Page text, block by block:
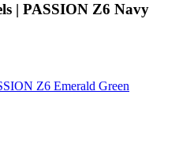
| PASSION Z6 Navy
Z6 Emerald Green